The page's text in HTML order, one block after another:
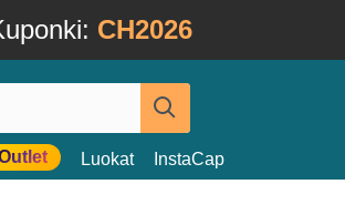
CH2026
Luokat InstaCap